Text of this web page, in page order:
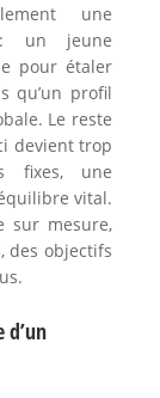
une
: un jeune
pour étaler
qu’un profil
Le reste
devient trop
fixes, une
vital.
sur mesure,
des objectifs